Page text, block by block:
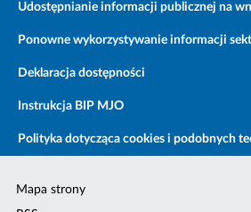
Udostępnianie informacji publicznej na
Ponowne wykorzystywanie informacji
Deklaracja dostępności
Instrukcja BIP MJO
Polityka dotycząca cookies i podobnych
Mapa strony